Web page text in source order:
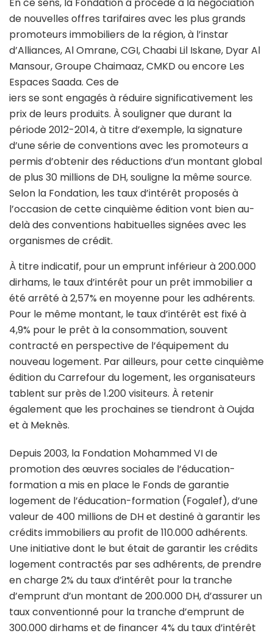
En ce sens, la Fondation a procédé à la négociation
de nouvelles offres tarifaires avec les plus grands
promoteurs immobiliers de la région, à l’instar
d’Alliances, Al Omrane, CGI, Chaabi Lil Iskane, Dyar Al
Mansour, Groupe Chaimaaz, CMKD ou encore Les
Espaces Saada. Ces de
iers se sont engagés à réduire significativement les
prix de leurs produits. À souligner que durant la
période 2012-2014, à titre d’exemple, la signature
d’une série de conventions avec les promoteurs a
permis d’obtenir des réductions d’un montant global
de plus 30 millions de DH, souligne la même source.
Selon la Fondation, les taux d’intérêt proposés à
l’occasion de cette cinquième édition vont bien au-
delà des conventions habituelles signées avec les
organismes de crédit.
À titre indicatif, pour un emprunt inférieur à 200.000
dirhams, le taux d’intérêt pour un prêt immobilier a
été arrêté à 2,57% en moyenne pour les adhérents.
Pour le même montant, le taux d’intérêt est fixé à
4,9% pour le prêt à la consommation, souvent
contracté en perspective de l’équipement du
nouveau logement. Par ailleurs, pour cette cinquième
édition du Carrefour du logement, les organisateurs
tablent sur près de 1.200 visiteurs. À retenir
également que les prochaines se tiendront à Oujda
et à Meknès.
Depuis 2003, la Fondation Mohammed VI de
promotion des œuvres sociales de l’éducation-
formation a mis en place le Fonds de garantie
logement de l’éducation-formation (Fogalef), d’une
valeur de 400 millions de DH et destiné à garantir les
crédits immobiliers au profit de 110.000 adhérents.
Une initiative dont le but était de garantir les crédits
logement contractés par ses adhérents, de prendre
en charge 2% du taux d’intérêt pour la tranche
d’emprunt d’un montant de 200.000 DH, d’assurer un
taux conventionné pour la tranche d’emprunt de
300.000 dirhams et de financer 4% du taux d’intérêt